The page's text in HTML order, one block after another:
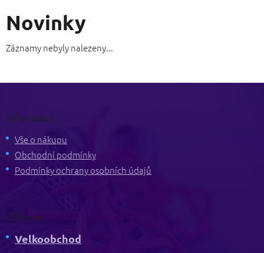
Novinky
Záznamy nebyly nalezeny...
Informace
Vše o nákupu
Obchodní podmínky
Podmínky ochrany osobních údajů
O firmě
Velkoobchod